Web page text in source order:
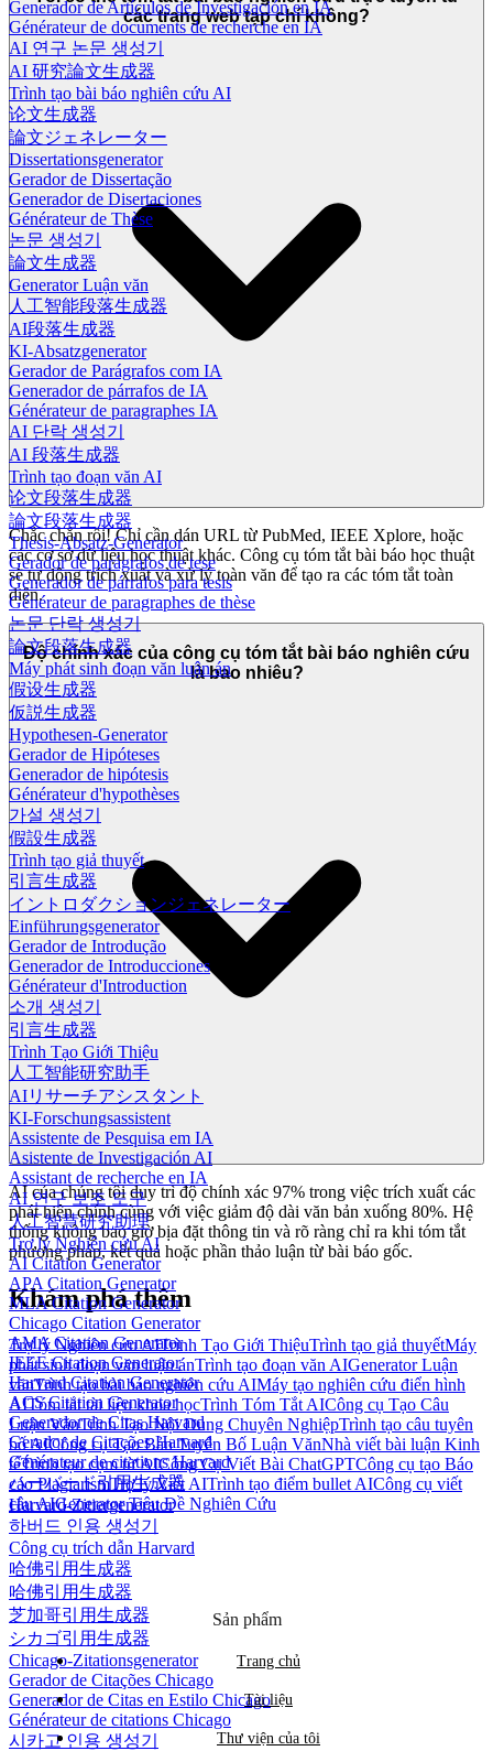
Generador de Artículos de Investigación en IA
Générateur de documents de recherche en IA
AI 연구 논문 생성기
AI 研究論文生成器
Trình tạo bài báo nghiên cứu AI
论文生成器
論文ジェネレーター
Dissertationsgenerator
Gerador de Dissertação
Generador de Disertaciones
Générateur de Thèse
논문 생성기
論文生成器
Generator Luận văn
人工智能段落生成器
AI段落生成器
KI-Absatzgenerator
Gerador de Parágrafos com IA
Generador de párrafos de IA
Générateur de paragraphes IA
AI 단락 생성기
AI 段落生成器
Trình tạo đoạn văn AI
论文段落生成器
論文段落生成器
Thesis-Absatz-Generator
Gerador de parágrafos de tese
Generador de párrafos para tesis
Générateur de paragraphes de thèse
논문 단락 생성기
論文段落生成器
Máy phát sinh đoạn văn luận án
假设生成器
仮説生成器
Hypothesen-Generator
Gerador de Hipóteses
Generador de hipótesis
Générateur d'hypothèses
가설 생성기
假設生成器
Trình tạo giả thuyết
引言生成器
イントロダクションジェネレーター
Einführungsgenerator
Gerador de Introdução
Generador de Introducciones
Générateur d'Introduction
소개 생성기
引言生成器
Trình Tạo Giới Thiệu
人工智能研究助手
AIリサーチアシスタント
KI-Forschungsassistent
Assistente de Pesquisa em IA
Asistente de Investigación AI
Assistant de recherche en IA
AI 연구 보조 도구
人工智慧研究助理
Trợ lý Nghiên cứu AI
AI Citation Generator
APA Citation Generator
MLA Citation Generator
Chicago Citation Generator
AMA Citation Generator
IEEE Citation Generator
Harvard Citation Generator
ACS Citation Generator
Generador de Citas Harvard
Gerador de Citações Harvard
Générateur de citations Harvard
ハーバード引用生成器
Harvard-Zitiergenerator
하버드 인용 생성기
Công cụ trích dẫn Harvard
哈佛引用生成器
哈佛引用生成器
芝加哥引用生成器
シカゴ引用生成器
Chicago-Zitationsgenerator
Gerador de Citações Chicago
Generador de Citas en Estilo Chicago
Générateur de citations Chicago
시카고 인용 생성기
các trang web tạp chí không?
Chắc chắn rồi! Chỉ cần dán URL từ PubMed, IEEE Xplore, hoặc
các cơ sở dữ liệu học thuật khác. Công cụ tóm tắt bài báo học thuật
sẽ tự động trích xuất và xử lý toàn văn để tạo ra các tóm tắt toàn
diện.
Độ chính xác của công cụ tóm tắt bài báo nghiên cứu
là bao nhiêu?
AI của chúng tôi duy trì độ chính xác 97% trong việc trích xuất các
phát hiện chính cùng với việc giảm độ dài văn bản xuống 80%. Hệ
thống không bao giờ bịa đặt thông tin và rõ ràng chỉ ra khi tóm tắt
phương pháp, kết quả hoặc phần thảo luận từ bài báo gốc.
Khám phá thêm
Trợ lý Nghiên cứu AITrình Tạo Giới ThiệuTrình tạo giả thuyếtMáy
phát sinh đoạn văn luận ánTrình tạo đoạn văn AIGenerator Luận
vănTrình tạo bài báo nghiên cứu AIMáy tạo nghiên cứu điển hình
AITóm tắt tài liệu khoa họcTrình Tóm Tắt AICông cụ Tạo Câu
Luận VănTrình Tạo Nội Dung Chuyên NghiệpTrình tạo câu tuyên
bố AICông cụ Tạo Bản Tuyên Bố Luận VănNhà viết bài luận Kinh
tếTrình tạo cụm từ AICông Cụ Viết Bài ChatGPTCông cụ tạo Báo
cáo PlagiarismTrợ lý Viết AITrình tạo điểm bullet AICông cụ viết
câu AIGenerator Tiêu Đề Nghiên Cứu
Sản phẩm
Trang chủ
Tài liệu
Thư viện của tôi